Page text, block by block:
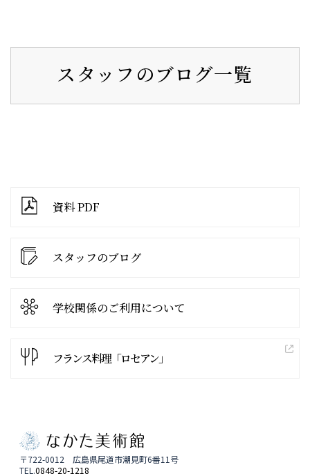
スタッフのブログ一覧
資料 PDF
スタッフのブログ
学校関係のご利用について
フランス料理「ロセアン」
〒722-0012 広島県尾道市潮見町6番11号
TEL.0848-20-1218